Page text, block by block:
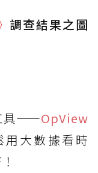
調查結果之圖
具——OpView
用大數據看時